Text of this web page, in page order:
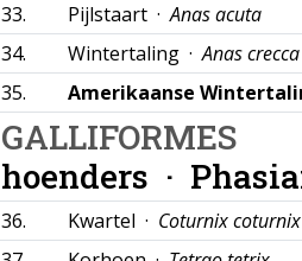
33.
Pijlstaart ·Anas acuta
34.
Wintertaling ·Anas crecca
35.
Amerikaanse
GALLIFORMES
hoenders ·
36. Kwartel · Coturnix coturnix